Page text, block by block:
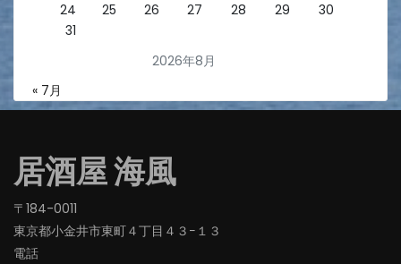
2026年8月
24
25 26 27 28 29
30
31
« 7月
居酒屋 海風
〒184-0011
東京都小金井市東町４丁目４３−１３
電話